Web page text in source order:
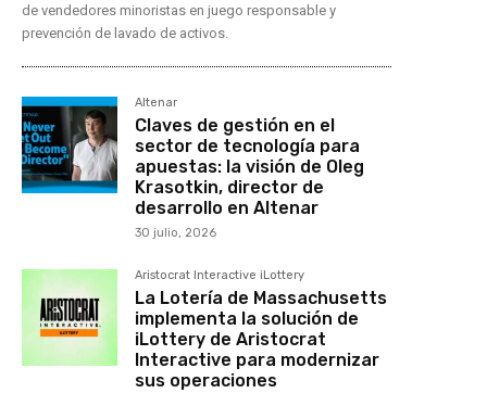
de vendedores minoristas en juego responsable y
prevención de lavado de activos.
Altenar
Claves de gestión en el
sector de tecnología para
apuestas: la visión de Oleg
Krasotkin, director de
desarrollo en Altenar
30 julio, 2026
Aristocrat Interactive iLottery
La Lotería de Massachusetts
implementa la solución de
iLottery de Aristocrat
Interactive para modernizar
sus operaciones